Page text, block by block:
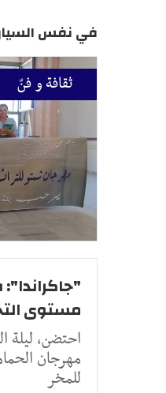
في نفس
ثقافة و فنّ
مستوى
مهرجان
للمخر